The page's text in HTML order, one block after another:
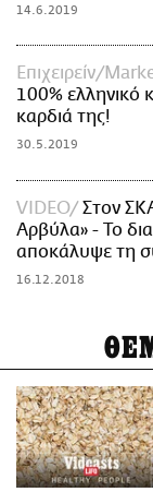
14.6.2019
Επιχειρείν/
100% ελληνικό
καρδιά της!
30.5.2019
VIDEO
Στον
Αρβύλα» - Το
αποκάλυψε τη
16.12.2018